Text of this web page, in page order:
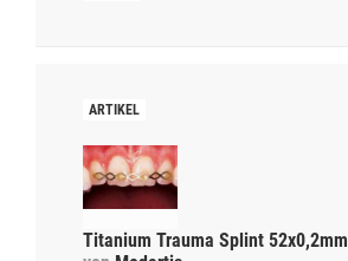
Titanium Trauma Splint 52x0,2mm